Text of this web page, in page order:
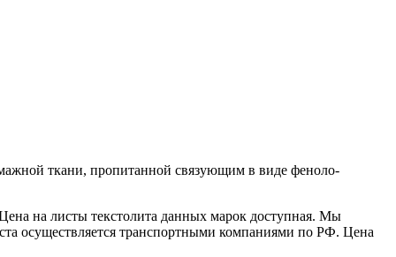
ткани, пропитанной связующим в виде феноло-
на листы текстолита данных марок доступная. Мы
осуществляется транспортными компаниями по РФ. Цена